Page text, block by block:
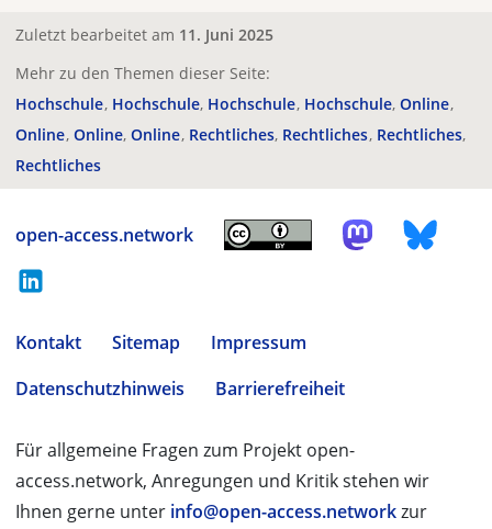
Zuletzt bearbeitet am 11. Juni 2025
Mehr zu den Themen dieser Seite:
Hochschule Hochschule Hochschule Hochschule Online
Online Online Online Rechtliches Rechtliches Rechtliches
Rechtliches
open-access.network
Kontakt Sitemap
Impressum
Datenschutzhinweis
Barrierefreiheit
Für allgemeine Fragen zum Projekt open-
access.network, Anregungen und Kritik stehen wir
Ihnen gerne unter info@open-access.networkzur